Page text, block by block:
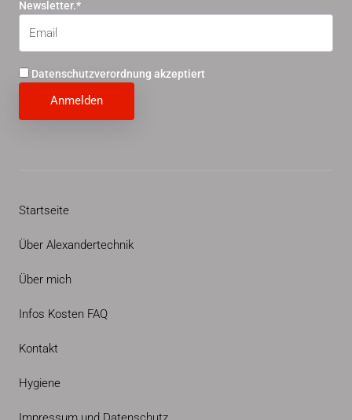
Newsletter.*
Datenschutzverordnung akzeptiert
Startseite
Über Alexandertechnik
Über mich
Infos Kosten FAQ
Kontakt
Hygiene